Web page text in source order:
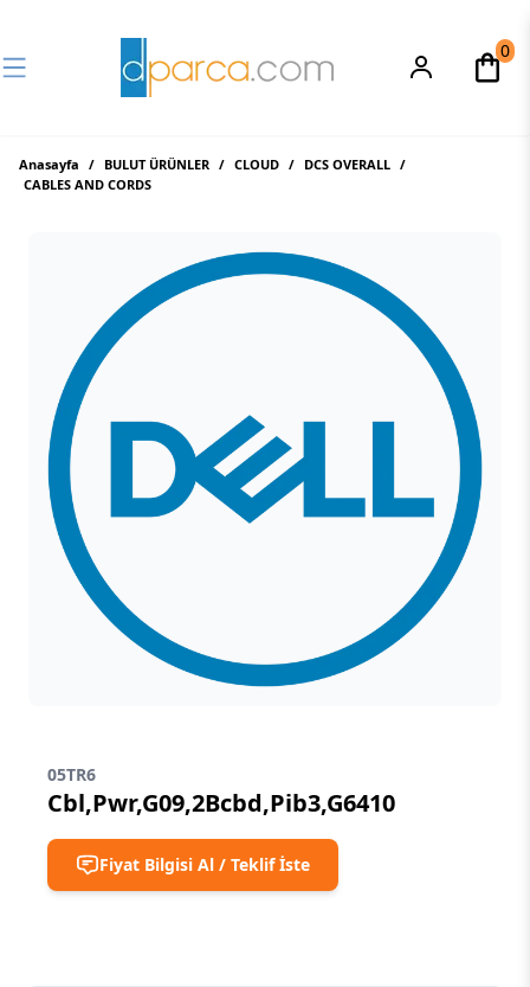
0
Anasayfa / BULUT ÜRÜNLER / CLOUD / DCS OVERALL /
CABLES AND CORDS
05TR6
Cbl,Pwr,G09,2Bcbd,Pib3,G6410
Fiyat Bilgisi Al / Teklif İste